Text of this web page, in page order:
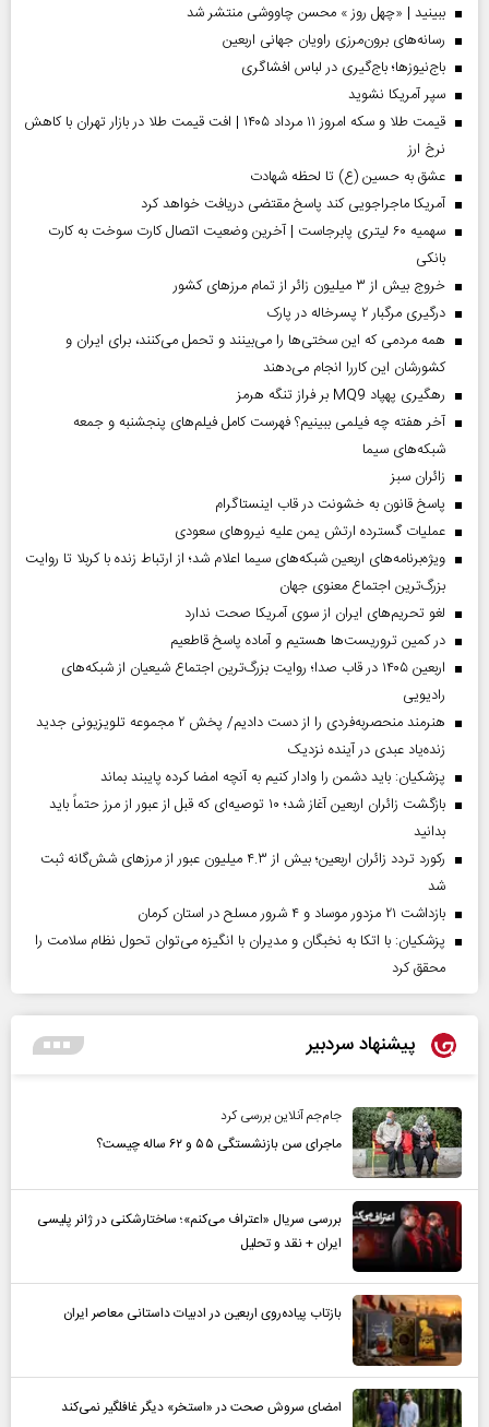
ببینید | «چهل روز » محسن چاووشی منتشر شد
رسانه‌های برون‌مرزی راویان جهانی اربعین
باج‌نیوزها؛ باج‌گیری در لباس افشاگری
سپر آمریکا نشوید
قیمت طلا و سکه امروز ۱۱ مرداد ۱۴۰۵ | افت قیمت طلا در بازار تهران با کاهش
نرخ ارز
عشق به حسین (ع) تا لحظه شهادت
آمریکا ماجراجویی کند پاسخ مقتضی دریافت خواهد کرد
سهمیه ۶۰ لیتری پابرجاست | آخرین وضعیت اتصال کارت سوخت به کارت
بانکی
خروج بیش از ۳ میلیون زائر از تمام مرز‌های کشور
درگیری مرگبار ۲ پسرخاله در پارک
همه مردمی که این سختی‌ها را می‌بینند و تحمل می‌کنند، برای ایران و
کشورشان این کاررا انجام می‌دهند
رهگیری پهپاد MQ9 بر فراز تنگه هرمز
آخر هفته چه فیلمی ببینیم؟ فهرست کامل فیلم‌های پنجشنبه و جمعه
شبکه‌های سیما
‌زائران سبز
پاسخ قانون به خشونت در قاب اینستاگرام
عملیات گسترده ارتش یمن علیه نیروهای سعودی
ویژه‌برنامه‌های اربعین شبکه‌های سیما اعلام شد؛ از ارتباط زنده با کربلا تا روایت
بزرگ‌ترین اجتماع معنوی جهان
لغو تحریم‌های ایران از سوی آمریکا صحت ندارد
در کمین تروریست‌ها هستیم و آماده پاسخ قاطعیم
اربعین ۱۴۰۵ در قاب صدا؛ روایت بزرگ‌ترین اجتماع شیعیان از شبکه‌های
رادیویی
هنرمند منحصر‌به‌فردی را از دست دادیم/ پخش ۲ مجموعه تلویزیونی جدید
زنده‌یاد عبدی در آینده نزدیک
پزشکیان: باید دشمن را وادار کنیم به آنچه امضا کرده پایبند بماند
بازگشت زائران اربعین آغاز شد؛ ۱۰ توصیه‌ای که قبل از عبور از مرز حتماً باید
بدانید
رکورد تردد زائران اربعین؛ بیش از ۴.۳ میلیون عبور از مرزهای شش‌گانه ثبت
شد
بازداشت ۲۱ مزدور موساد و ۴ شرور مسلح در استان کرمان
پزشکیان: با اتکا به نخبگان و مدیران با انگیزه می‌توان تحول نظام سلامت را
محقق کرد
پیشنهاد سردبیر
جام‌جم آنلاین بررسی کرد
ماجرای سن بازنشستگی ۵۵ و ۶۲ ساله چیست؟
بررسی سریال «اعتراف می‌کنم»؛ ساختارشکنی در ژانر پلیسی
ایران + نقد و تحلیل
بازتاب پیاده‌روی اربعین در ادبیات داستانی معاصر ایران
امضای سروش صحت در «استخر» دیگر غافلگیر نمی‌کند